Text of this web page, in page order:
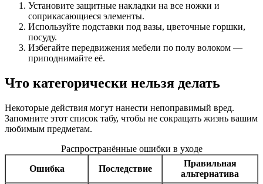
Установите защитные накладки на все ножки и
соприкасающиеся элементы.
Используйте подставки под вазы, цветочные горшки,
посуду.
Избегайте передвижения мебели по полу волоком —
приподнимайте её.
Что категорически нельзя делать
Некоторые действия могут нанести непоправимый вред.
Запомните этот список табу, чтобы не сокращать жизнь вашим
любимым предметам.
Распространённые ошибки в уходе
Ошибка
Последствие
Правильная
альтернатива